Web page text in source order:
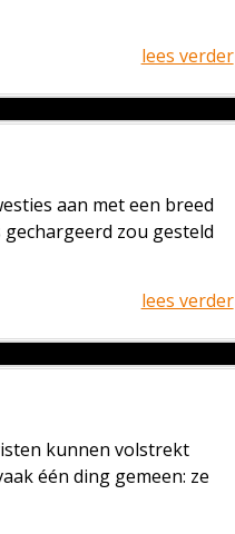
lees verder
aan met een breed
zou gesteld
lees verder
kunnen volstrekt
één ding gemeen: ze